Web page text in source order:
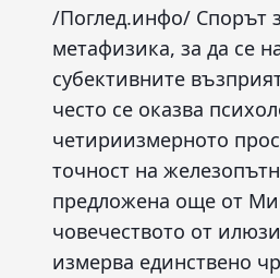
/Поглед.инфо/ Спорът
метафизика, за да се
субективните
често се оказва
четириизмерното
точност на
предложена още от
човечеството от
измерва единствено